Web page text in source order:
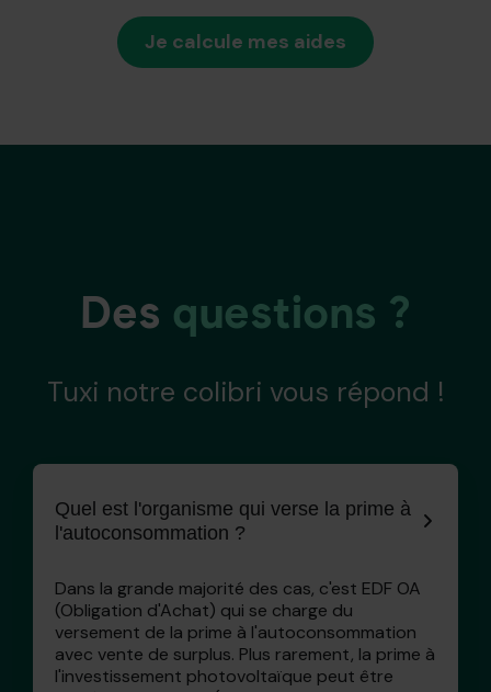
Je calcule mes aides
Des questions ?
Tuxi notre colibri vous répond !
Quel est l'organisme qui verse la prime à
l'autoconsommation ?
Dans la grande majorité des cas, c'est EDF OA
(Obligation d'Achat) qui se charge du
versement de la prime à l'autoconsommation
avec vente de surplus. Plus rarement, la prime à
l'investissement photovoltaïque peut être